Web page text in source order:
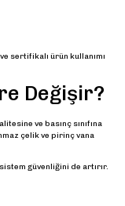
sertifikalı ürün kullanımı
Değişir?
ve basınç sınıfına
çelik ve pirinç vana
güvenliğini de artırır.